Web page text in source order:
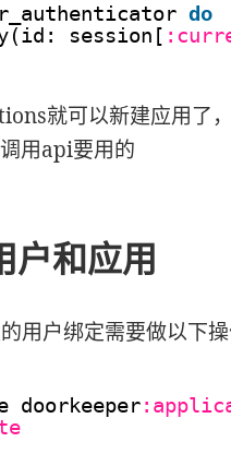
do
session[
就可以新建应用了
用api要用的
户和应用
用户绑定需要做以下操
doorkeeper